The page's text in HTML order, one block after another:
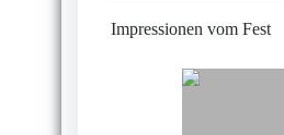
Impressionen vom Fest